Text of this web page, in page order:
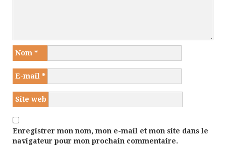
Nom *
E-mail *
Site web
Enregistrer mon nom, mon e-mail et mon site dans le
navigateur pour mon prochain commentaire.